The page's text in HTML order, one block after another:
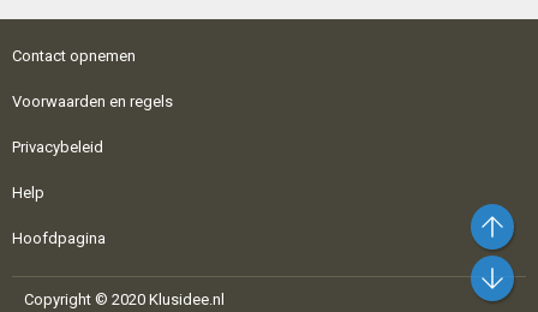
Contact opnemen
Voorwaarden en regels
Privacybeleid
Help
Hoofdpagina
Copyright © 2020 Klusidee.nl